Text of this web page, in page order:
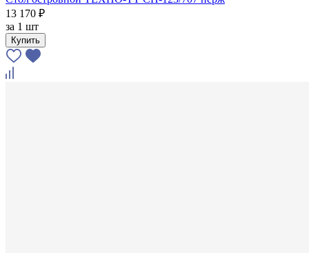
13 170 ₽
за 1 шт
Купить